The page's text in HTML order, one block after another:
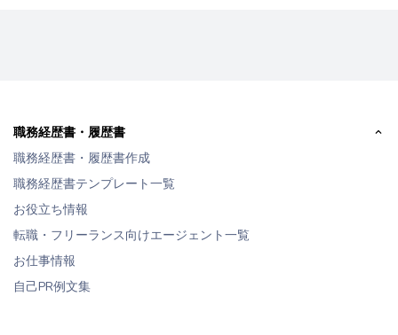
職務経歴書・履歴書
職務経歴書・履歴書作成
職務経歴書テンプレート一覧
お役立ち情報
転職・フリーランス向けエージェント一覧
お仕事情報
自己PR例文集